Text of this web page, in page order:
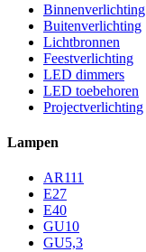
Binnenverlichting
Buitenverlichting
Lichtbronnen
Feestverlichting
LED dimmers
LED toebehoren
Projectverlichting
Lampen
AR111
E27
E40
GU10
GU5,3